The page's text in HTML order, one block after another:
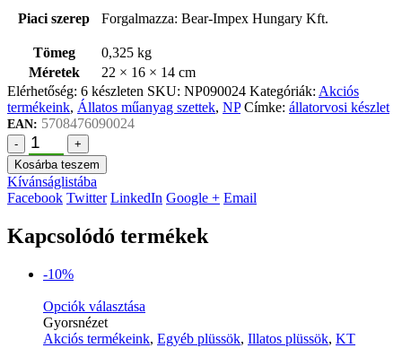
Piaci szerep Forgalmazza: Bear-Impex Hungary Kft.
Tömeg
0,325 kg
Méretek
22 × 16 × 14 cm
Elérhetőség: 6 készleten SKU: NP090024 Kategóriák: Akciós
termékeink, Állatos műanyag szettek, NP Címke: állatorvosi készlet
EAN: 5708476090024
-
+
Kosárba teszem
Kívánságlistába
Facebook Twitter LinkedIn Google + Email
Kapcsolódó termékek
-10%
Opciók választása
Gyorsnézet
Akciós termékeink, Egyéb plüssök, Illatos plüssök, KT